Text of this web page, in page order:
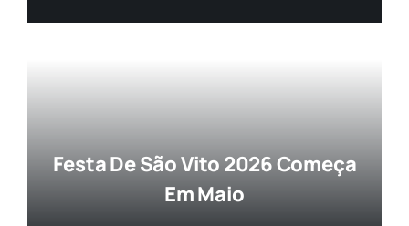
Festa De São Vito 2026 Começa
Em Maio